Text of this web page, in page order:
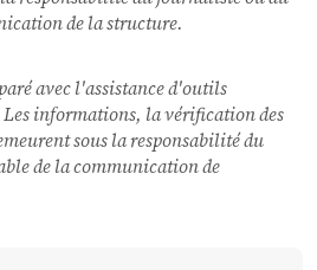
de la structure.
avec l'assistance d'outils
informations, la vérification des
sous la responsabilité du
de la communication de